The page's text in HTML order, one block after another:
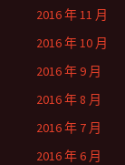
2016 年 11 月
2016 年 10 月
2016 年 9 月
2016 年 8 月
2016 年 7 月
2016 年 6 月